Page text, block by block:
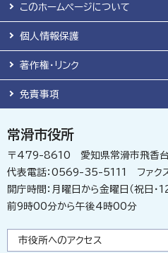
このホームページについて
個人情報保護
著作権・リンク
免責事項
常滑市役所
〒479-8610 愛知県常滑市飛香
代表電話：0569-35-5111 ファ
開庁時間：月曜日から金曜日（祝日
前9時00分から午後4時00分
市役所へのアクセス